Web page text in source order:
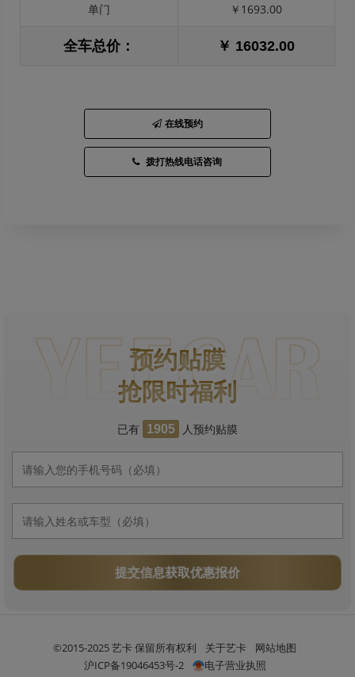
单门 ￥1693.00
全车总价： ￥ 16032.00
在线预约
拨打热线电话咨询
预约贴膜
抢限时福利
已有 1905 人预约贴膜
提交信息获取优惠报价
©2015-2025 艺卡 保留所有权利 关于艺卡
网站地图
沪ICP备19046453号-2
电子营业执照